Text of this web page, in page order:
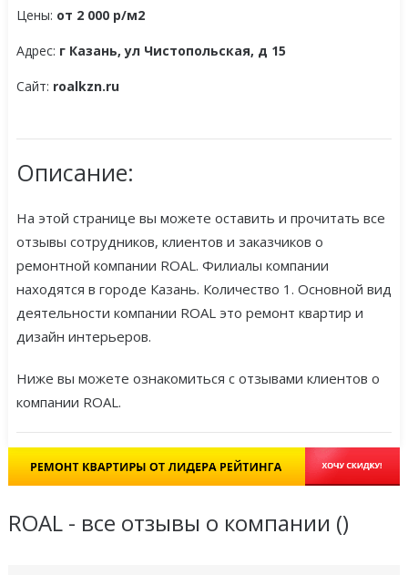
Цены: от 2 000 р/м2
Адрес: г Казань, ул Чистопольская, д 15
Сайт: roalkzn.ru
Описание:
На этой странице вы можете оставить и прочитать все
отзывы сотрудников, клиентов и заказчиков о
ремонтной компании ROAL. Филиалы компании
находятся в городе Казань. Количество 1. Основной вид
деятельности компании ROAL это ремонт квартир и
дизайн интерьеров.
Ниже вы можете ознакомиться с отзывами клиентов о
компании ROAL.
ROAL - все отзывы о компании ()